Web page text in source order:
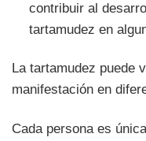
contribuir al
tartamudez en
La tartamudez puede
manifestación en
Cada persona es